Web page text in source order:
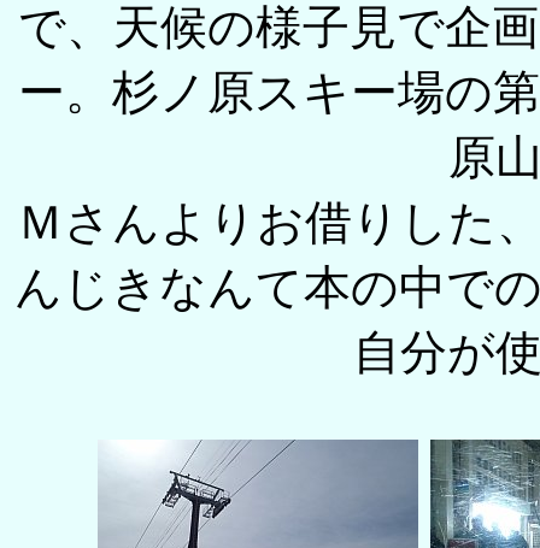
で、天候の様子見で企
ー。杉ノ原スキー場の
原
Ｍさんよりお借りした
んじきなんて本の中で
自分が